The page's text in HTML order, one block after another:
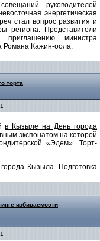
руководителей
энергетическая
стал вопрос развития и
региона. Представители
министра
Романа Кажин-оола.
торта
в Кызыле на День города
экспонатом на которой
«Эдем». Торт-
Кызыла. Подготовка
избираемости